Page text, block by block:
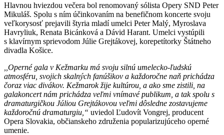
Hlavnou hviezdou večera bol renomovaný sólista Opery SND Peter
Mikuláš. Spolu s ním účinkovaním na benefičnom koncerte svoju
veľkorysosť prejavili štyria mladí umelci Peter Malý, Myroslava
Havryliuk, Renata Bicánková a Dávid Harant. Umelci vystúpili
s klavírnym sprievodom Júlie Grejtákovej, korepetítorky Štátneho
divadla Košice.
,,Operné gala v Kežmarku má svoju silnú umelecko-ľudskú
atmosféru, svojich skalných fanúšikov a každoročne naň prichádza
čoraz viac divákov. Kežmarok žije kultúrou, a ako sme zistili, na
galakoncert nám prichádza veľmi vnímavé publikum, a tak spolu s
dramaturgičkou Júliou Grejtákovou veľmi dôsledne zostavujeme
každoročnú dramaturgiu,“ uviedol Ľudovít Vongrej, producent
Opera Slovakia, občianskeho združenia popularizujúceho operné
umenie.